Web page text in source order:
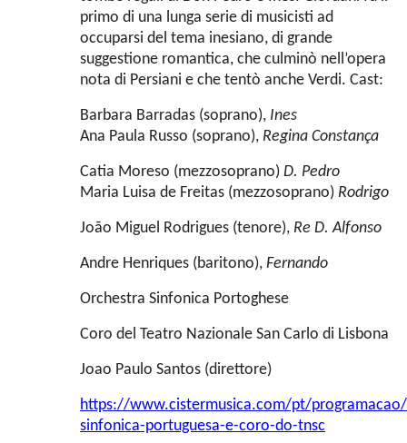
primo di una lunga serie di musicisti ad
occuparsi del tema inesiano, di grande
suggestione romantica, che culminò nell’opera
nota di Persiani e che tentò anche Verdi. Cast:
Barbara Barradas (soprano), Ines
Ana Paula Russo (soprano), Regina Constança
Catia Moreso (mezzosoprano) D. Pedro
Maria Luisa de Freitas (mezzosoprano) Rodrigo
João Miguel Rodrigues (tenore), Re D. Alfonso
Andre Henriques (baritono), Fernando
Orchestra Sinfonica Portoghese
Coro del Teatro Nazionale San Carlo di Lisbona
Joao Paulo Santos (direttore)
https://www.cistermusica.com/pt/
sinfonica-portuguesa-e-coro-do-tnsc